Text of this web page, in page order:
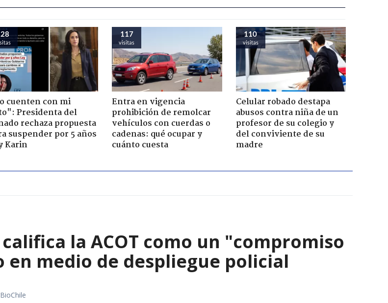
cuenten con mi
Presidenta del
rechaza propuesta
suspender por 5 años
Karin
117
visitas
Entra en vigencia
prohibición de remolcar
vehículos con cuerdas o
cadenas: qué ocupar y
cuánto cuesta
110
visitas
Celular robado destapa
abusos contra niña de un
profesor de su colegio y
del conviviente de su
madre
la ACOT como un "compromiso
en medio de despliegue policial